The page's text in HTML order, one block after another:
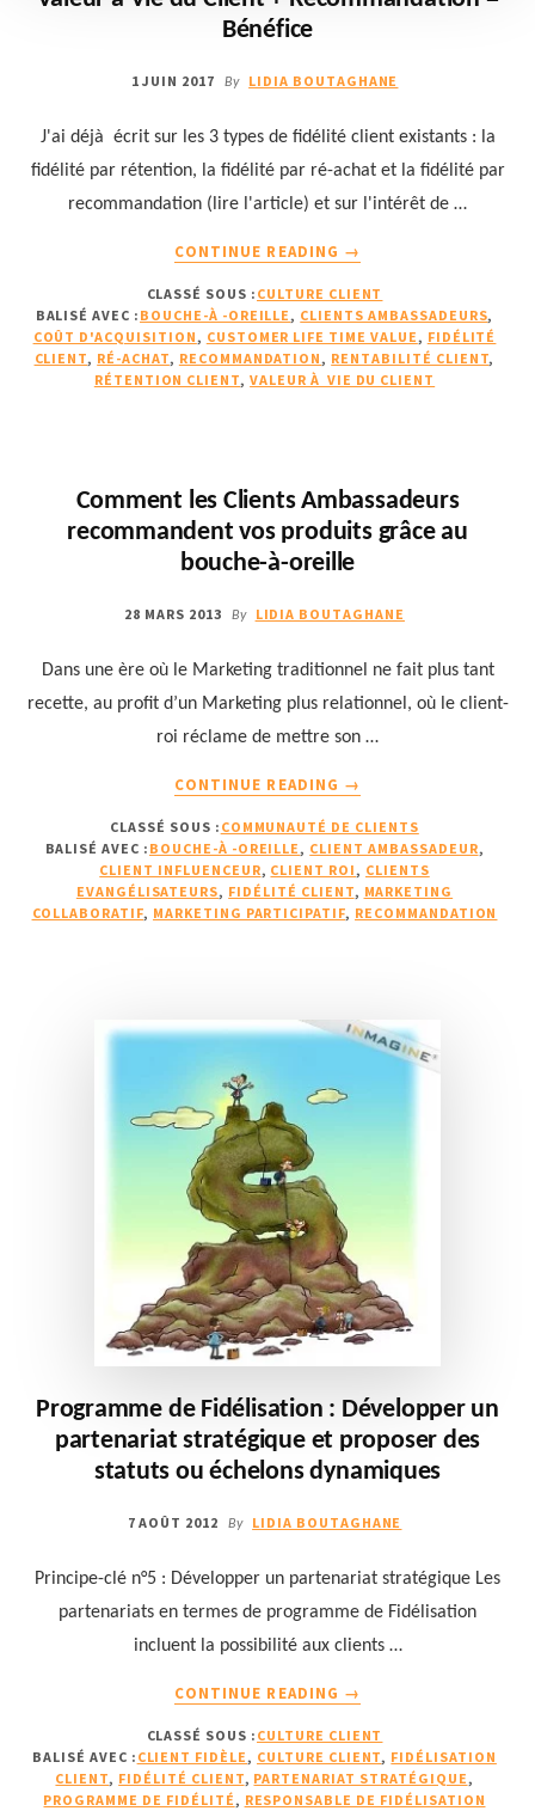
Bénéfice
1 JUIN 2017 By LIDIA BOUTAGHANE
J'ai déjà écrit sur les 3 types de fidélité client existants : la
fidélité par rétention, la fidélité par ré-achat et la fidélité par
recommandation (lire l'article) et sur l'intérêt de …
CONTINUE READING
À
VIE
DU
CLIENT
→
CLASSÉ SOUS : CULTURE CLIENT
BALISÉ AVEC : BOUCHE-À -OREILLE, CLIENTS AMBASSADEURS,
COÛT D'ACQUISITION, CUSTOMER LIFE TIME VALUE, FIDÉLITÉ
CLIENT, RÉ-ACHAT, RECOMMANDATION, RENTABILITÉ CLIENT,
RÉTENTION CLIENT,VALEUR À VIE DU CLIENT
Comment les Clients Ambassadeurs
recommandent vos produits grâce au
bouche-à-oreille
28 MARS 2013 By LIDIA BOUTAGHANE
Dans une ère où le Marketing traditionnel ne fait plus tant
recette, au profit d’un Marketing plus relationnel, où le client-
roi réclame de mettre son …
CONTINUE READING
LES
CLIENTS
AMBASSADEURS
RECOMMANDENT
AU
BOUCHE-
OREILLE
→
CLASSÉ SOUS : COMMUNAUTÉ DE CLIENTS
BALISÉ AVEC : BOUCHE-À -OREILLE, CLIENT AMBASSADEUR,
CLIENT INFLUENCEUR, CLIENT ROI, CLIENTS
EVANGÉLISATEURS, FIDÉLITÉ CLIENT, MARKETING
COLLABORATIF, MARKETING PARTICIPATIF, RECOMMANDATION
Programme de Fidélisation : Développer un
partenariat stratégique et proposer des
statuts ou échelons dynamiques
7 AOÛT 2012 By LIDIA BOUTAGHANE
Principe-clé n°5 : Développer un partenariat stratégique Les
partenariats en termes de programme de Fidélisation
incluent la possibilité aux clients …
CONTINUE READING
DE
FIDÉLISATION
:
→
CLASSÉ SOUS : CULTURE CLIENT
BALISÉ AVEC : CLIENT FIDÈLE, CULTURE CLIENT, FIDÉLISATION
CLIENT, FIDÉLITÉ CLIENT, PARTENARIAT STRATÉGIQUE,
PROGRAMME DE FIDÉLITÉ, RESPONSABLE DE FIDÉLISATION